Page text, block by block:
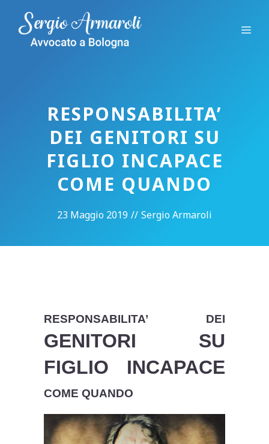
contenuto
RESPONSABILITA’
DEI GENITORI SU
FIGLIO INCAPACE
COME QUANDO
23 Maggio 2019 // Sergio Armaroli
RESPONSABILITA’ DEI
GENITORI SU
FIGLIO INCAPACE
COME QUANDO